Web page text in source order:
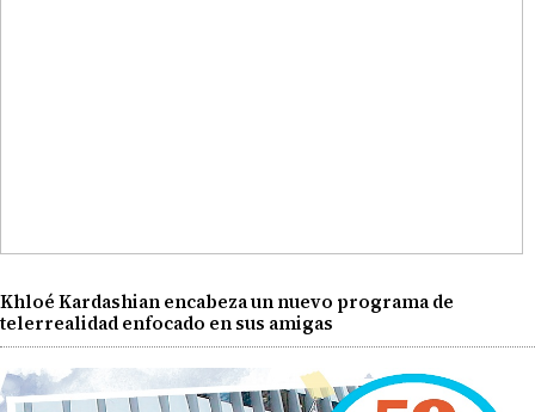
Khloé Kardashian encabeza un nuevo programa de
telerrealidad enfocado en sus amigas